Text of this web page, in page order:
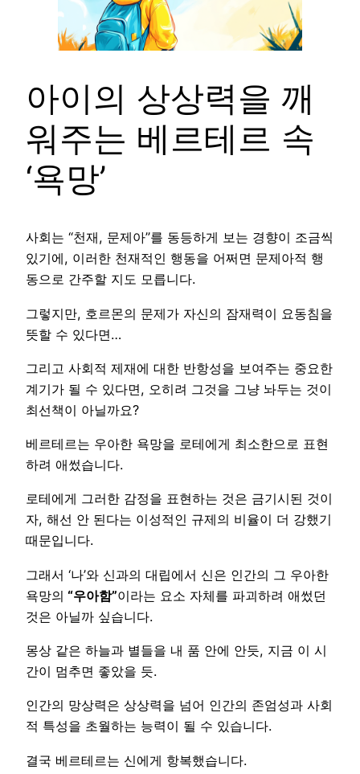
아이의 상상력을 깨
워주는 베르테르 속
‘욕망’
사회는 “천재, 문제아”를 동등하게 보는 경향이 조금씩
있기에, 이러한 천재적인 행동을 어쩌면 문제아적 행
동으로 간주할 지도 모릅니다.
그렇지만, 호르몬의 문제가 자신의 잠재력이 요동침을
뜻할 수 있다면…
그리고 사회적 제재에 대한 반항성을 보여주는 중요한
계기가 될 수 있다면, 오히려 그것을 그냥 놔두는 것이
최선책이 아닐까요?
베르테르는 우아한 욕망을 로테에게 최소한으로 표현
하려 애썼습니다.
로테에게 그러한 감정을 표현하는 것은 금기시된 것이
자, 해선 안 된다는 이성적인 규제의 비율이 더 강했기
때문입니다.
그래서 ‘나’와 신과의 대립에서 신은 인간의 그 우아한
욕망의 “우아함”이라는 요소 자체를 파괴하려 애썼던
것은 아닐까 싶습니다.
몽상 같은 하늘과 별들을 내 품 안에 안듯, 지금 이 시
간이 멈추면 좋았을 듯.
인간의 망상력은 상상력을 넘어 인간의 존엄성과 사회
적 특성을 초월하는 능력이 될 수 있습니다.
결국 베르테르는 신에게 항복했습니다.